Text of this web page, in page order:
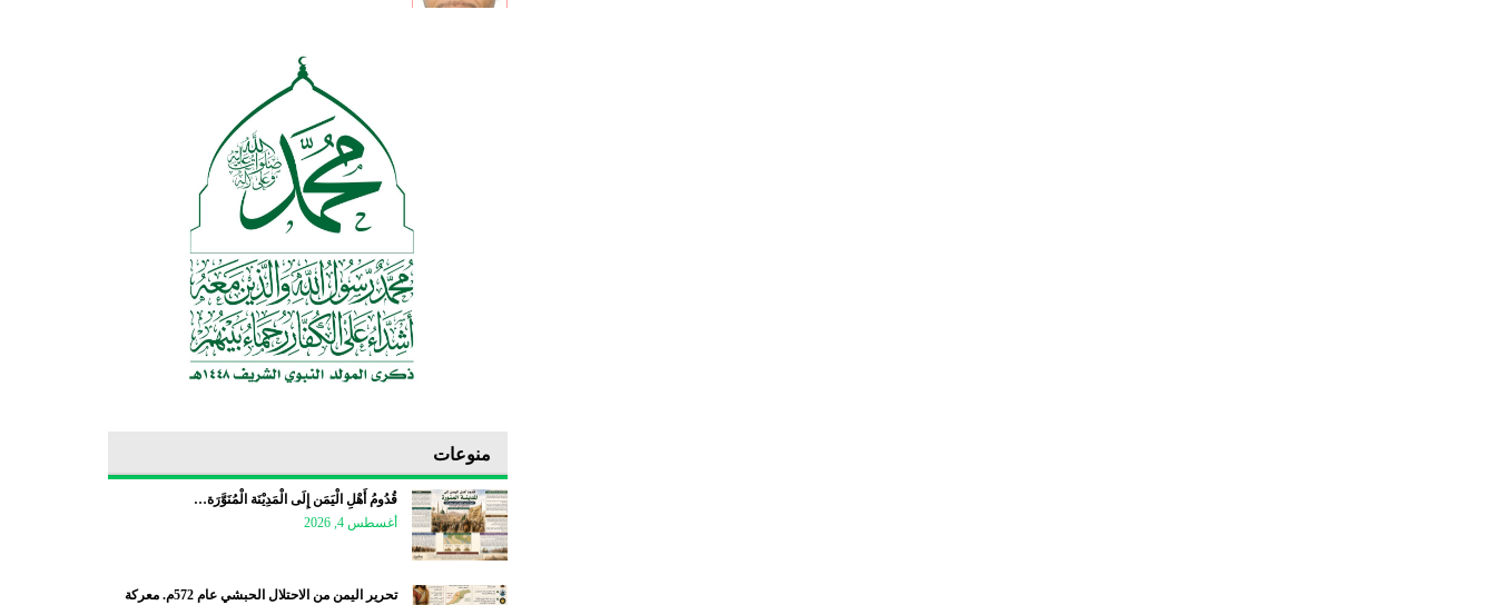
منوعات
قُدُومُ أَهْلِ الْيَمَن إِلَى الْمَدِيْنَة الْمُنَوَّرَة…
أغسطس 4, 2026
تحرير اليمن من الاحتلال الحبشي عام 572م. معركة